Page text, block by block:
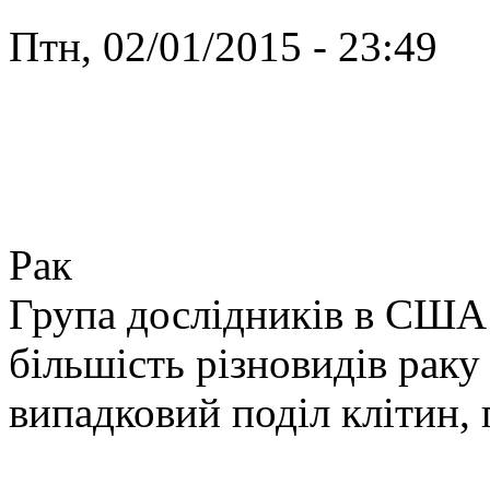
Птн, 02/01/2015 - 23:49
Рак
Група дослідників в
більшість різновидів
випадковий поділ клітин,